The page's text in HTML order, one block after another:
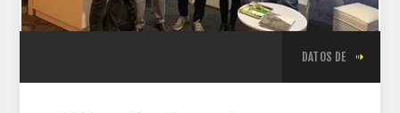
DATOS DE